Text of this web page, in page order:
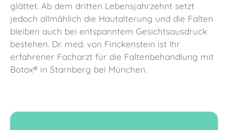
glättet. Ab dem dritten Lebensjahrzehnt setzt
jedoch allmählich die Hautalterung und die Falten
bleiben auch bei entspanntem Gesichtsausdruck
bestehen. Dr. med. von Finckenstein ist Ihr
erfahrener Facharzt für die Faltenbehandlung mit
Botox® in Starnberg bei München.